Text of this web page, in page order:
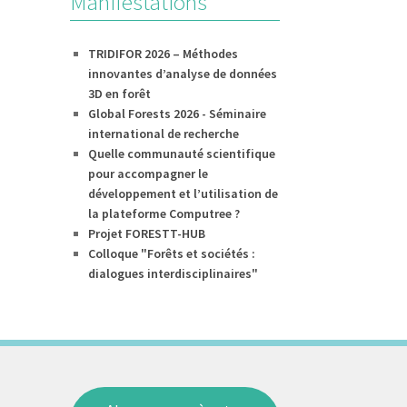
TRIDIFOR 2026 – Méthodes
innovantes d’analyse de données
3D en forêt
Global Forests 2026 - Séminaire
international de recherche
Quelle communauté scientifique
pour accompagner le
développement et l’utilisation de
la plateforme Computree ?
Projet FORESTT-HUB
Colloque "Forêts et sociétés :
dialogues interdisciplinaires"